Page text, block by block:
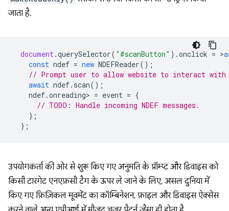
जाता है.
document.querySelector( "#scanButton" ).onclick = >
const ndef = new NDEFReader();
// Prompt user to allow website to interact with
await ndef. scan();
ndef.onreading> = event = {
// TODO: Handle incoming NDEF messages.
};
};
उपयोगकर्ता की ओर से शुरू किए गए अनुमति के प्रॉम्प्ट और डिवाइस को
किसी टारगेट एनएफ़सी टैग के ऊपर ले जाने के लिए, असल दुनिया में
किए गए फ़िज़िकल मूवमेंट का कॉम्बिनेशन, फ़ाइल और डिवाइस ऐक्सेस